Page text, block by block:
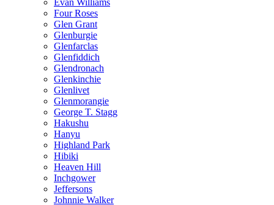
Evan Williams
Four Roses
Glen Grant
Glenburgie
Glenfarclas
Glenfiddich
Glendronach
Glenkinchie
Glenlivet
Glenmorangie
George T. Stagg
Hakushu
Hanyu
Highland Park
Hibiki
Heaven Hill
Inchgower
Jeffersons
Johnnie Walker